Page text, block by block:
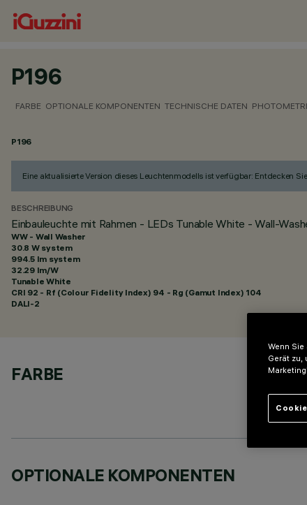
P196
FARBE OPTIONALE KOMPONENTEN TECHNISCHE DATEN
P196
Eine aktualisierte Version dieses Leuchtenmodells ist verfügbar: Entdecken
BESCHREIBUNG
Einbauleuchte mit Rahmen - LEDs Tunable White - Wall-
WW - Wall Washer
30.8 W system
994.5 lm system
32.29 lm/W
Tunable White
CRI 92 - Rf (Colour Fidelity Index) 94 - Rg (Gamut Index) 104
DALI-2
FARBE
OPTIONALE KOMPONENTEN
Wenn
Gerät zu,